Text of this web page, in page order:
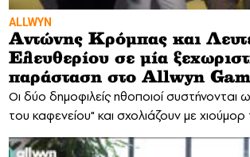
ALLWYN
Αντώνης Κρόμπας και
Ελευθερίου σε μία
παράσταση στο Allwyn
Οι δύο δημοφιλείς ηθοποιοί συστήνονται
του καφενείου" και σχολιάζουν με